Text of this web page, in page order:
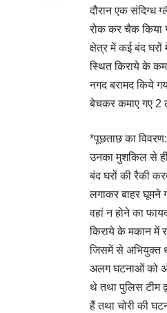
दौरान एक संदिग्ध
रोक कर चैक किया
क्षेत्र में कई बंद
स्थित किराये के
नगद बरामद किये
बेचकर कमाए गए 2
*पूछताछ का
उनका मुशकिल से ही
बंद घरों की रैकी
लगाकर बाहर घूमने
वहां न होने का
किराये के मकान में
जिसमें से अभियुक्त
अलग घटनाओं को
थे तथा पुलिस टीम
हैं तथा चोरी की